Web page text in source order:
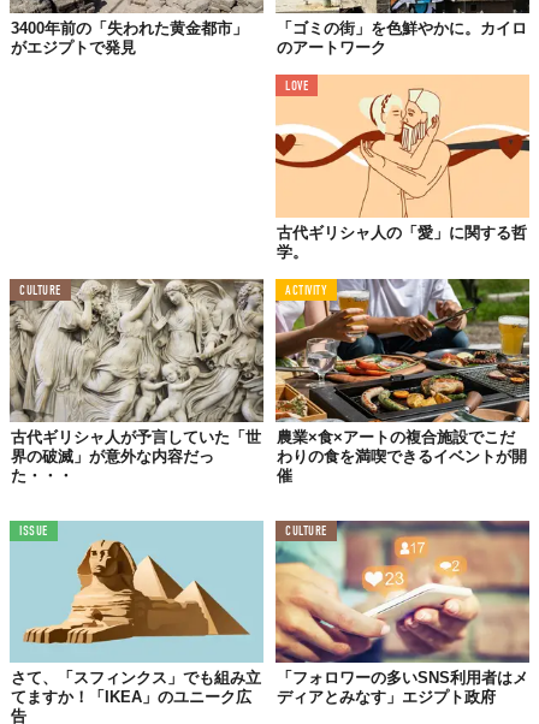
3400年前の「失われた黄金都市」
がエジプトで発見
「ゴミの街」を色鮮やかに。カイロ
のアートワーク
LOVE
古代ギリシャ人の「愛」に関する哲
学。
CULTURE
古代ギリシャ人が予言していた「世
界の破滅」が意外な内容だっ
た・・・
ACTIVITY
農業×食×アートの複合施設でこだ
わりの食を満喫できるイベントが開
催
ISSUE
さて、「スフィンクス」でも組み立
てますか！「IKEA」のユニーク広
告
CULTURE
「フォロワーの多いSNS利用者はメ
ディアとみなす」エジプト政府